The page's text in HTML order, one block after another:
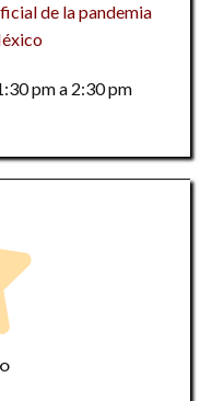
de la pandemia
pm a 2:30 pm